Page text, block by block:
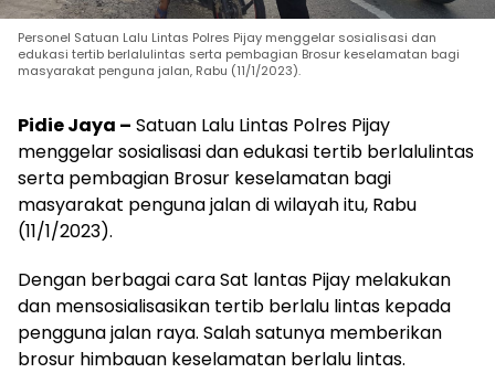
Personel Satuan Lalu Lintas Polres Pijay menggelar sosialisasi dan
edukasi tertib berlalulintas serta pembagian Brosur keselamatan bagi
masyarakat penguna jalan, Rabu (11/1/2023).
Pidie Jaya – Satuan Lalu Lintas Polres Pijay
menggelar sosialisasi dan edukasi tertib berlalulintas
serta pembagian Brosur keselamatan bagi
masyarakat penguna jalan di wilayah itu, Rabu
(11/1/2023).
Dengan berbagai cara Sat lantas Pijay melakukan
dan mensosialisasikan tertib berlalu lintas kepada
pengguna jalan raya. Salah satunya memberikan
brosur himbauan keselamatan berlalu lintas.